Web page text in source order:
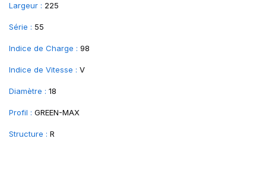
Largeur : 225
Série : 55
Indice de Charge : 98
Indice de Vitesse : V
Diamètre : 18
Profil : GREEN-MAX
Structure : R